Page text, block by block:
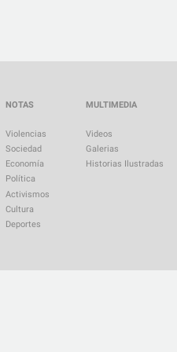
NOTAS
Violencias
Sociedad
Economía
Política
Activismos
Cultura
Deportes
MULTIMEDIA
Videos
Galerias
Historias Ilustradas